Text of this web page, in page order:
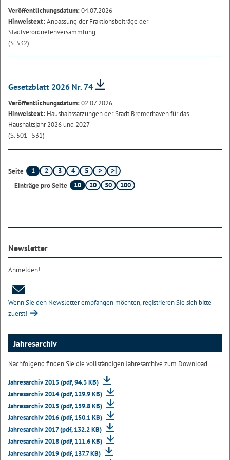
Veröffentlichungsdatum:04.07.2026
Hinweistext:Anpassung der Fraktionsbeiträge der
Stadtverordnetenversammlung
(S. 532)
Gesetzblatt 2026 Nr. 74
Veröffentlichungsdatum:02.07.2026
Hinweistext: Haushaltssatzungen der Stadt Bremerhaven für das
Haushaltsjahr 2026 und 2027
(S. 501 - 531)
Seite 1 2 3 4
5
Einträge pro Seite
10 20 50 100
Newsletter
Anmelden!
Wenn Sie den Newsletter empfangen möchten, registrieren Sie sich bitte
zuerst!
Jahresarchiv
Nachfolgend finden Sie die vollständigen Jahresarchive zum Download
Jahresarchiv 2013 (pdf, 94.3 KB)
Jahresarchiv 2014 (pdf, 129.9 KB)
Jahresarchiv 2015 (pdf, 159.8 KB)
Jahresarchiv 2016 (pdf, 150.1 KB)
Jahresarchiv 2017 (pdf, 132.2 KB)
Jahresarchiv 2018 (pdf, 111.6 KB)
Jahresarchiv 2019 (pdf, 137.7 KB)